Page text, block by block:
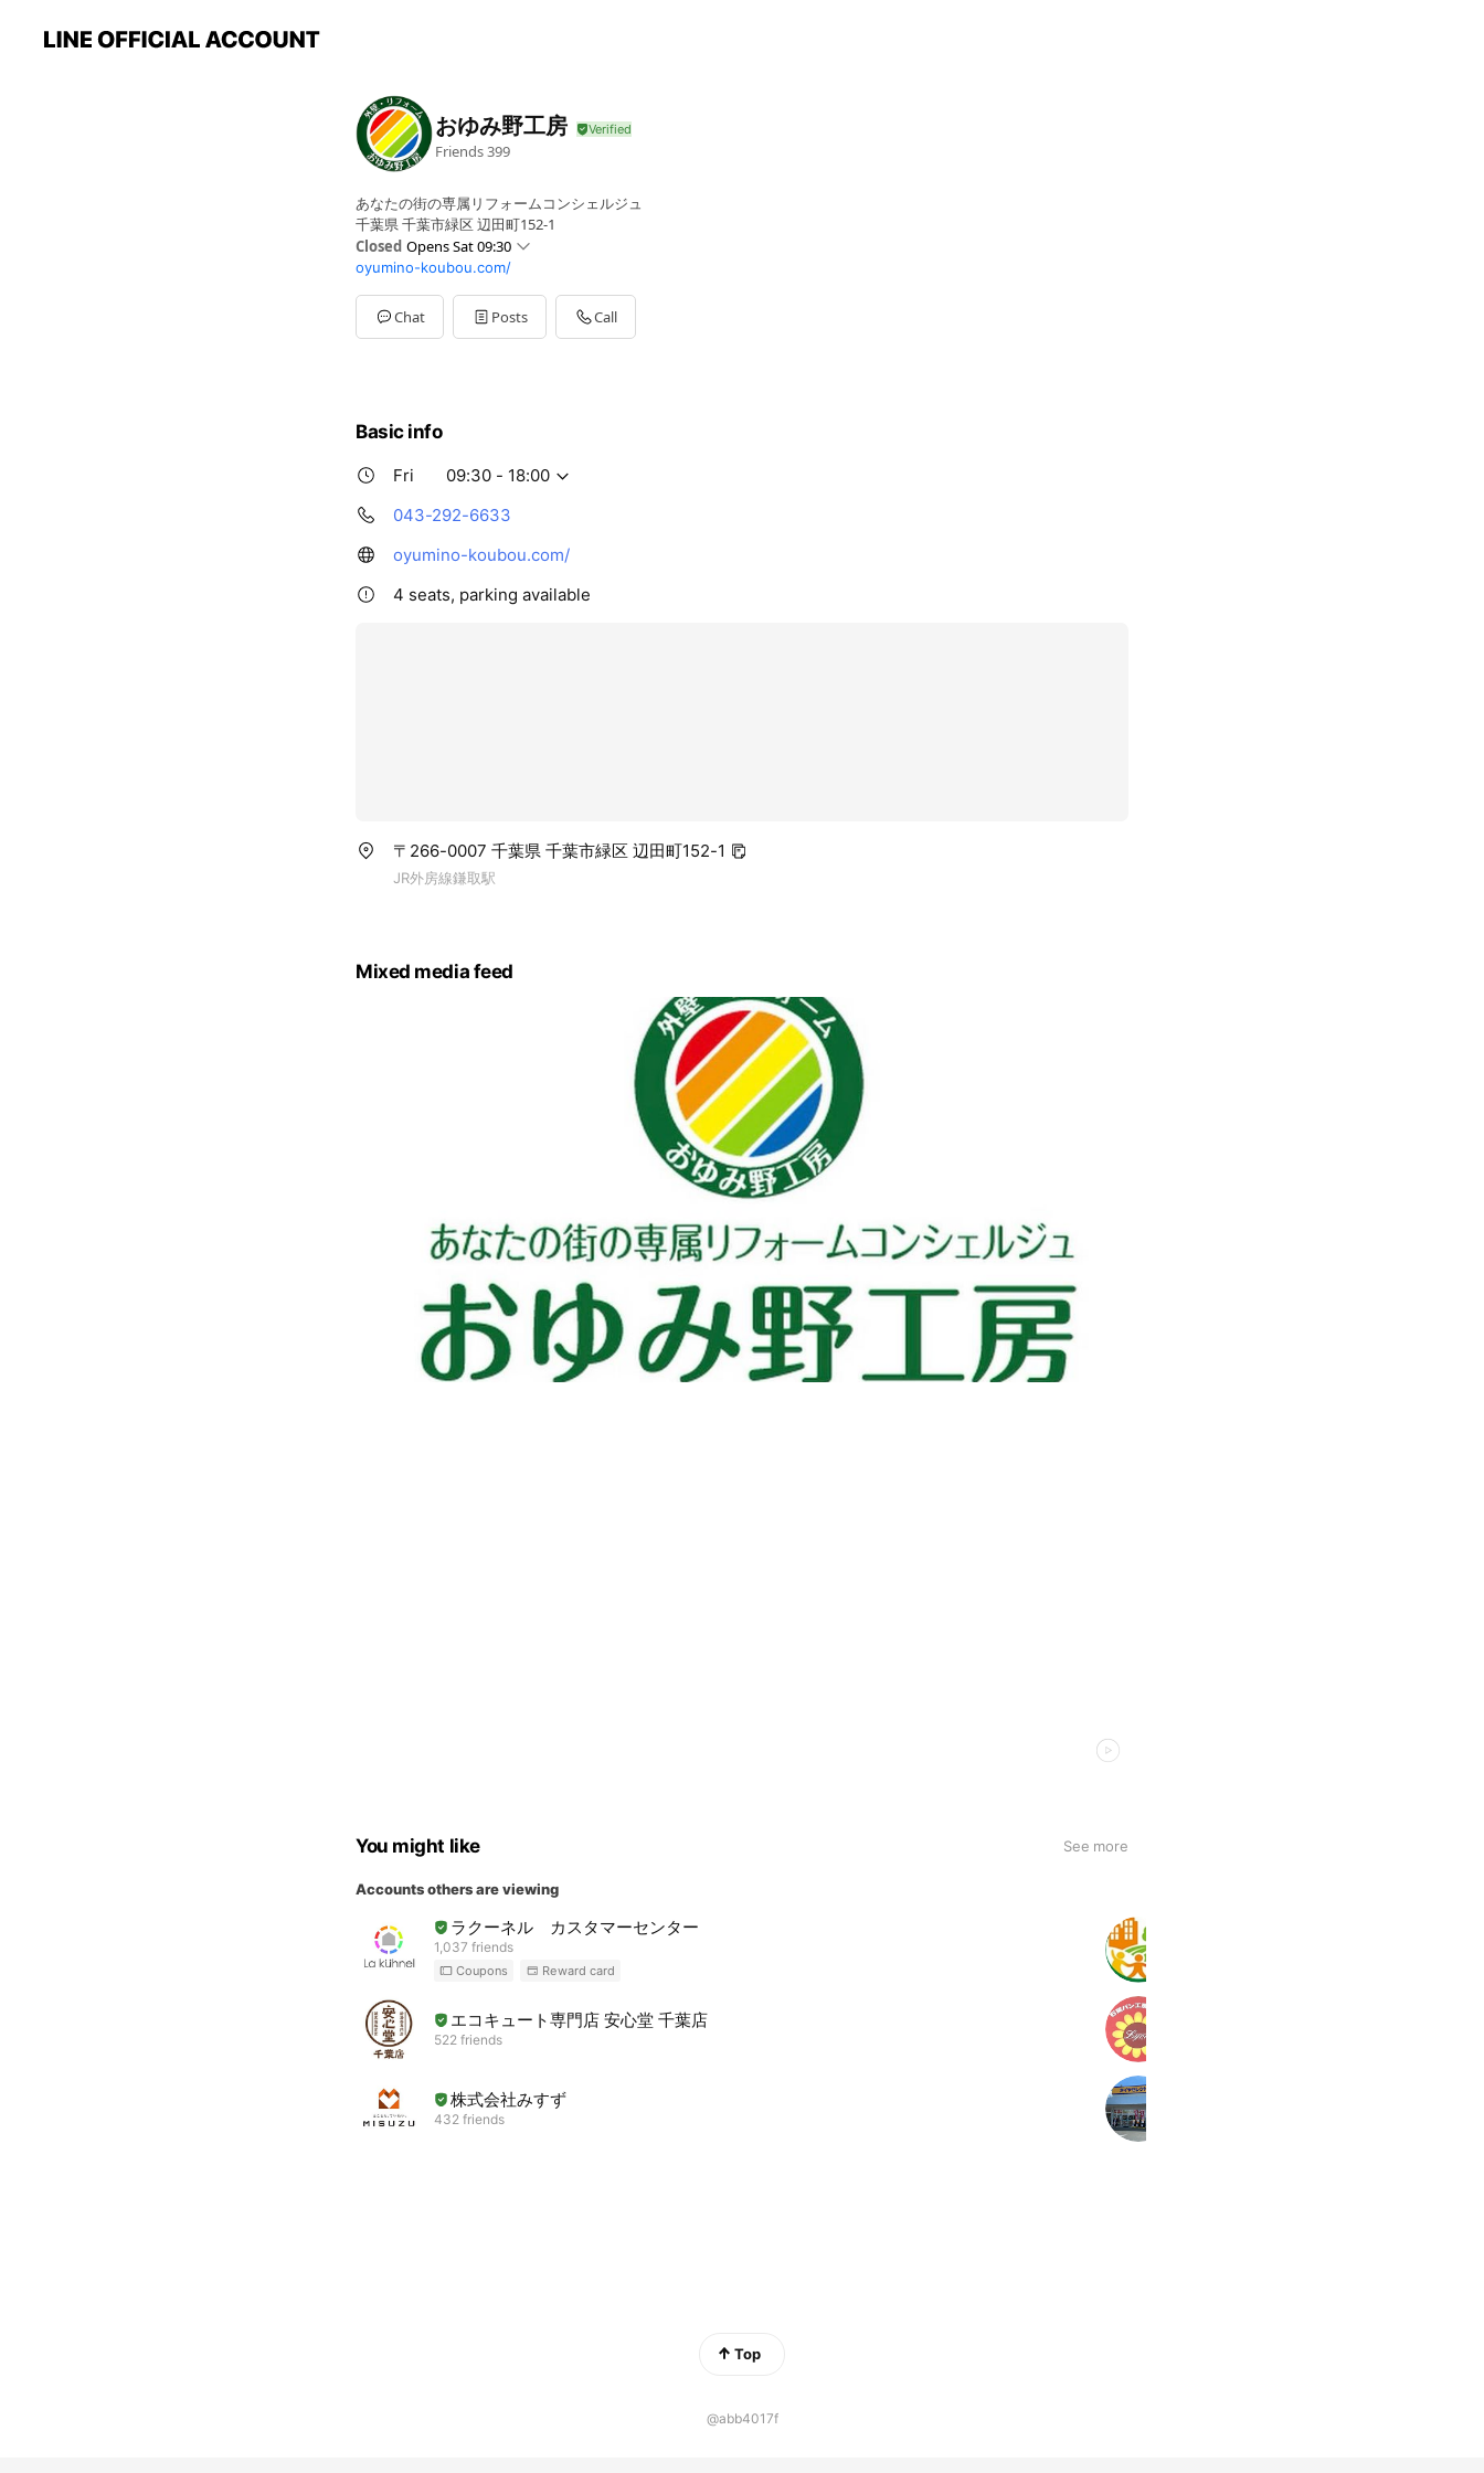
おゆみ野工房
Friends399
あなたの街の専属リフォームコンシェルジュ
千葉県 千葉市緑区 辺田町152-1
Closed Opens Sat 09:30
Sun09:30 - 18:00
MonClosed
Tue09:30 - 18:00
Wed09:30 - 18:00
oyumino-koubou.com/
Chat Posts Call
Basic info
Fri
09:30 - 18:00
043-292-6633
oyumino-koubou.com/
4 seats, parking available
〒266-0007 千葉県 千葉市緑区 辺田町152-1
JR外房線鎌取駅
Mixed media feed
You might like See more
Accounts others are viewing
ラクーネル カスタマーセンター
1,037 friends
Coupons Reward card
エコキュート専門店 安心堂 千葉店
522 friends
株式会社みすず
432 friends
Top
@abb4017f